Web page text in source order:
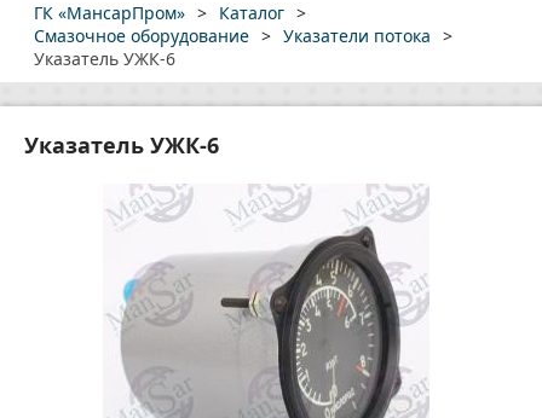
ГК «МансарПром» > Каталог >
Смазочное оборудование > Указатели потока >
Указатель УЖК-6
Указатель УЖК-6